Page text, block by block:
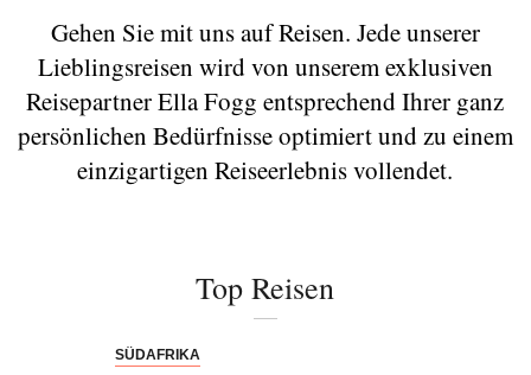
Gehen Sie mit uns auf Reisen. Jede unserer
Lieblingsreisen wird von unserem exklusiven
Reisepartner Ella Fogg entsprechend Ihrer ganz
persönlichen Bedürfnisse optimiert und zu einem
einzigartigen Reiseerlebnis vollendet.
Top Reisen
SÜDAFRIKA